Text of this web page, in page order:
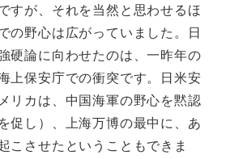
すが、それを当然と思わせるほ
の野心は広がっていました。日
硬論に向わせたのは、一昨年の
上保安庁での衝突です。日米安
リカは、中国海軍の野心を黙認
促し）、上海万博の最中に、あ
こさせたということもできま